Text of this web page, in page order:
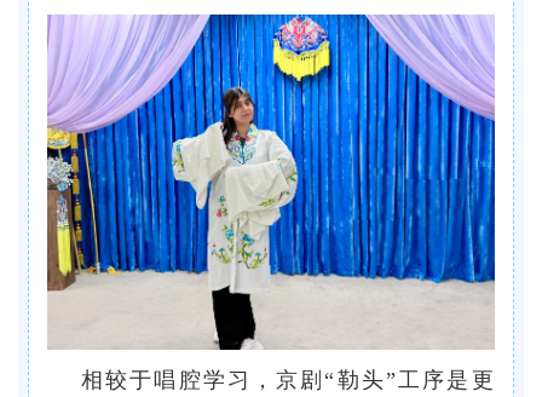
相较于唱腔学习，京剧“勒头”工序是更